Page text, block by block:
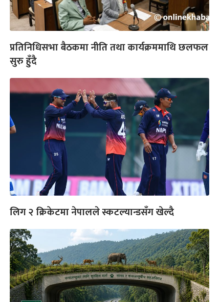
प्रतिनिधिसभा बैठकमा नीति तथा कार्यक्रममाथि छलफल
सुरु हुँदै
लिग २ क्रिकेटमा नेपालले स्कटल्यान्डसँग खेल्दै